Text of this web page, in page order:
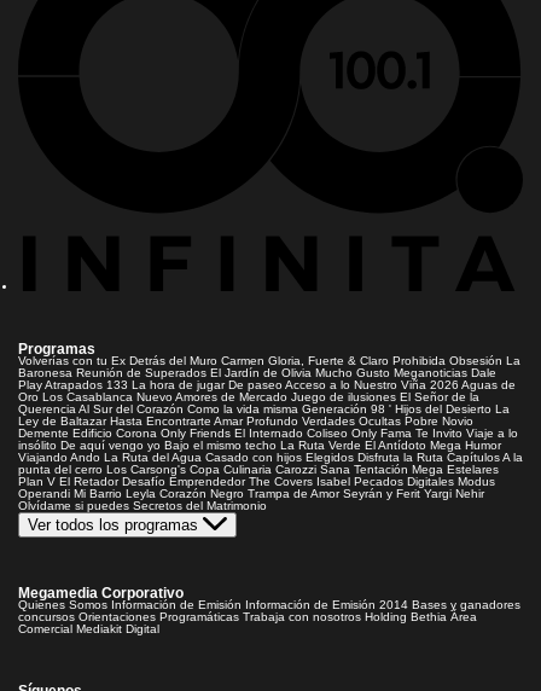
Programas
Volverías con tu Ex Detrás del Muro Carmen Gloria, Fuerte & Claro Prohibida Obsesión La
Baronesa Reunión de Superados El Jardín de Olivia Mucho Gusto Meganoticias Dale
PlayAtrapados 133 La hora de jugar De paseoAcceso a lo Nuestro Viña 2026 Aguas de
Oro Los Casablanca Nuevo Amores de Mercado Juego de ilusiones El Señor de la
Querencia Al Sur del Corazón Como la vida misma Generación 98 ' Hijos del Desierto La
Ley de Baltazar Hasta Encontrarte Amar Profundo Verdades Ocultas Pobre Novio
Demente Edificio Corona Only Friends El Internado Coliseo Only Fama Te Invito Viaje a lo
insólito De aquí vengo yo Bajo el mismo techo La Ruta Verde El Antídoto Mega Humor
Viajando Ando La Ruta del Agua Casado con hijos Elegidos Disfruta la Ruta CapítulosA la
punta del cerro Los Carsong's Copa Culinaria Carozzi Sana Tentación Mega Estelares
Plan V El Retador Desafío Emprendedor The Covers Isabel Pecados Digitales Modus
Operandi Mi Barrio Leyla Corazón Negro Trampa de Amor Seyrán y Ferit Yargi Nehir
Olvídame si puedes Secretos del Matrimonio
Ver todos los programas
Megamedia Corporativo
Quienes Somos Información de Emisión Información de Emisión 2014 Bases y ganadores
concursos Orientaciones Programáticas Trabaja con nosotros Holding Bethia Área
Comercial Mediakit Digital